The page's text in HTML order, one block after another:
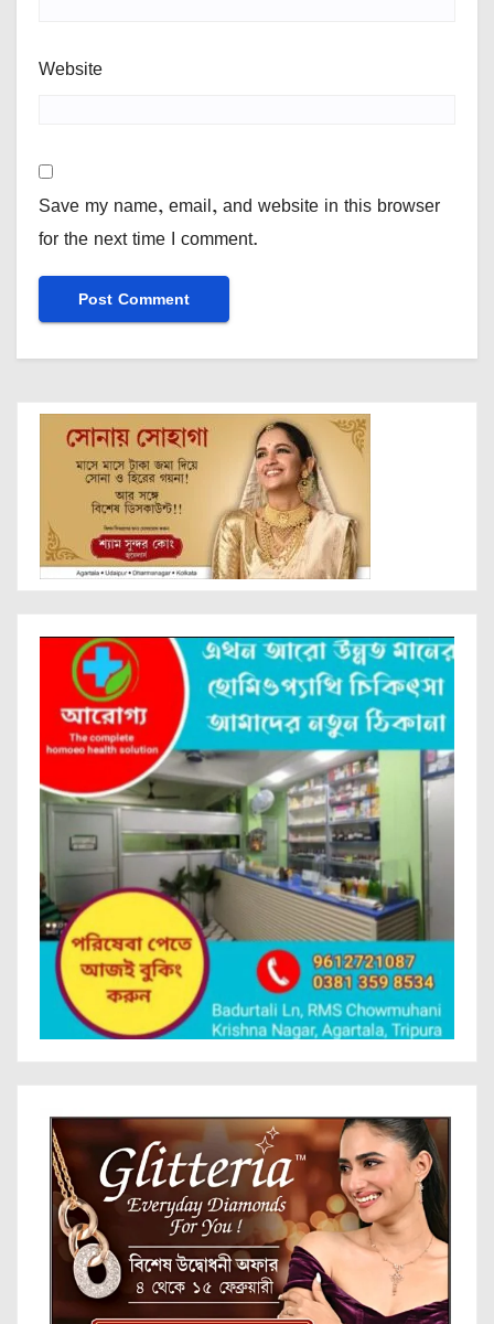
Website
Save my name, email, and website in this browser
for the next time I comment.